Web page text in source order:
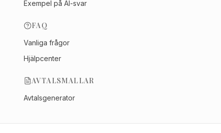
Exempel på AI-svar
FAQ
Vanliga frågor
Hjälpcenter
AVTALSMALLAR
Avtalsgenerator